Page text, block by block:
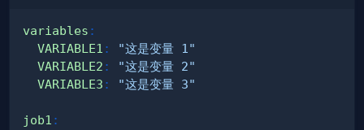
variables :
VARIABLE1 :
"这是变量 1"
VARIABLE2 :
"这是变量 2"
VARIABLE3 : "这是变量 3"
job1 :